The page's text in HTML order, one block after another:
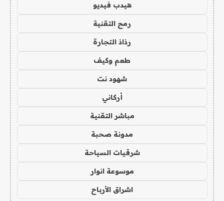
هيدب فيديو
رمح التقنية
رذاذ التجارة
طعم وكيف
شهود نت
أركاني
مباشر التقنية
مدونة صحبة
شرقيات السياحة
موسوعة انوار
اشراق الأرباح